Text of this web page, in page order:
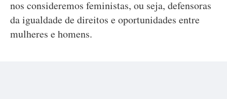
nos consideremos feministas, ou seja, defensoras
da igualdade de direitos e oportunidades entre
mulheres e homens.